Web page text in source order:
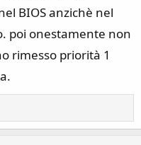
BIOS anzichè nel
poi onestamente non
rimesso priorità 1